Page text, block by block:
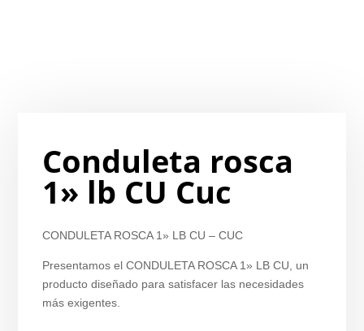
Conduleta rosca
1» lb CU Cuc
CONDULETA ROSCA 1» LB CU – CUC
Presentamos el CONDULETA ROSCA 1» LB CU, un
producto diseñado para satisfacer las necesidades
más exigentes.